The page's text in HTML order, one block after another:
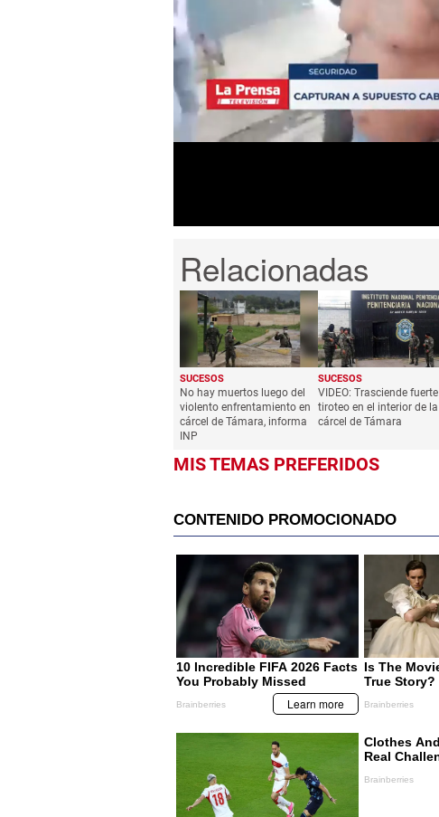
0
seconds
of
54
Volume
SUCESOS
No hay muertos luego del
violento enfrentamiento en
cárcel de Támara, informa
INP
SUCESOS
VIDEO: Trasciende fuerte
tiroteo en el interior de la
cárcel de Támara
MIS TEMAS PREFERIDOS